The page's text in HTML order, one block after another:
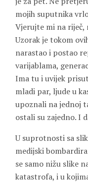
mojih suputnika
Vjerujte mi na
Uzorak je tokom
narastao i postao
varijablama,
Ima tu i uvijek
mladi par, ljude u
upoznali na jednoj
ostali su zajedno. I
U suprotnosti sa
medijski
se samo nižu slike
katastrofa, i u